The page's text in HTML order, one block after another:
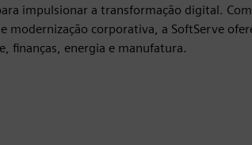
impulsionar a transformação digital.
corporativa, a SoftServe
finanças, energia e manufatura.